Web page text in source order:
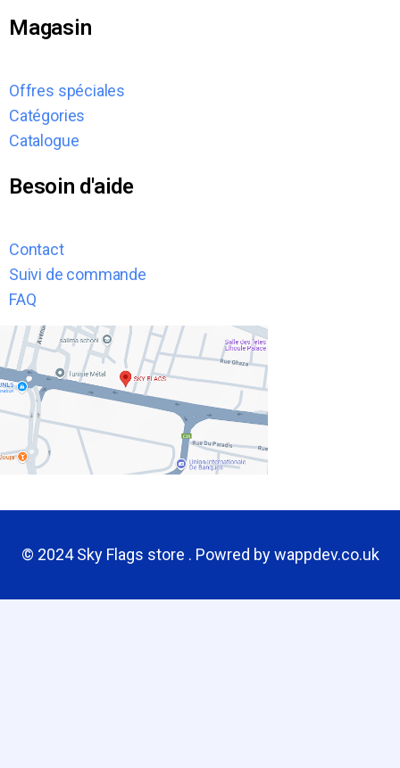
Magasin
Offres spéciales
Catégories
Catalogue
Besoin d'aide
Contact
Suivi de commande
FAQ
© 2024 Sky Flags store . Powred bywappdev.co.uk